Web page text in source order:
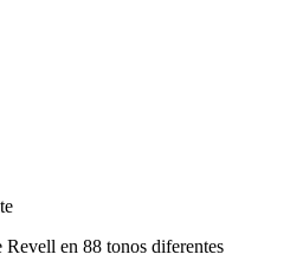
en 88 tonos diferentes